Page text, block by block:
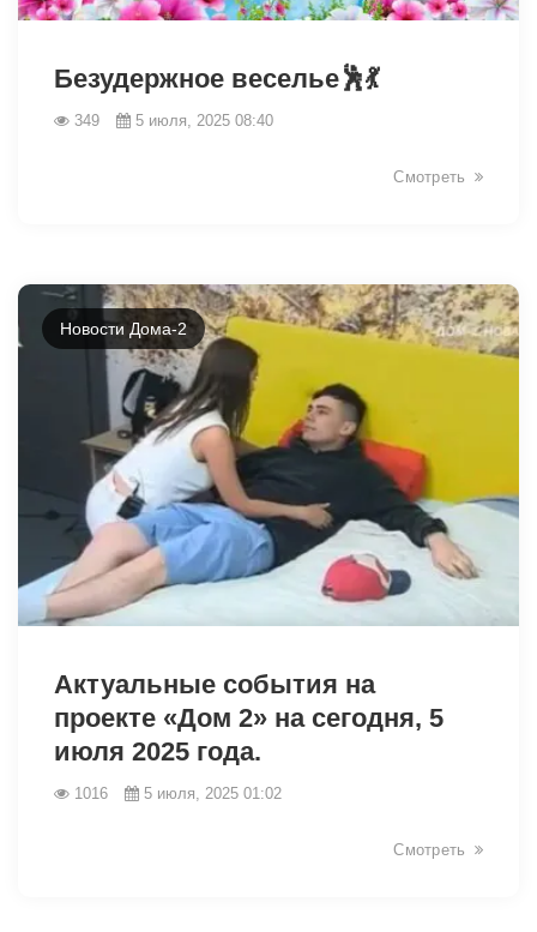
Безудержное веселье🕺💃
349 5 июля, 2025 08:40
Смотреть
Новости Дома-2
Актуальные события на
проекте «Дом 2» на сегодня, 5
июля 2025 года.
1016 5 июля, 2025 01:02
Смотреть